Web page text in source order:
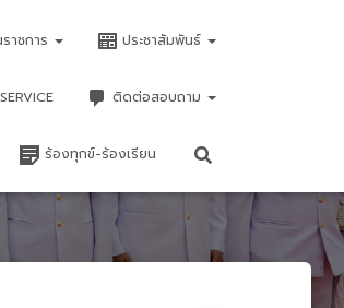
าชการ ประชาสัมพันธ์
ติดต่อสอบถาม
ร้องทุกข์-ร้องเรียน